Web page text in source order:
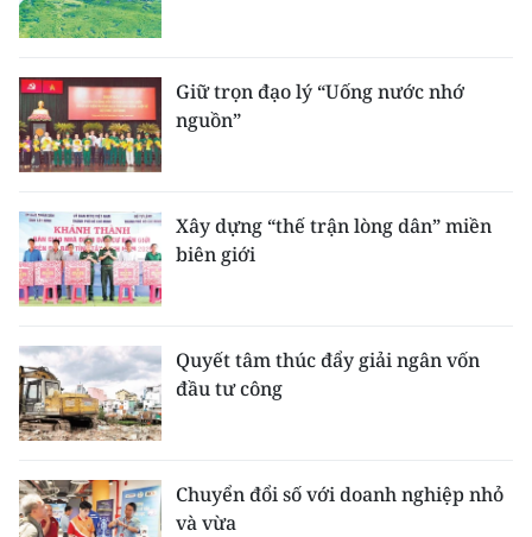
Giữ trọn đạo lý “Uống nước nhớ
nguồn”
Xây dựng “thế trận lòng dân” miền
biên giới
Quyết tâm thúc đẩy giải ngân vốn
đầu tư công
Chuyển đổi số với doanh nghiệp nhỏ
và vừa